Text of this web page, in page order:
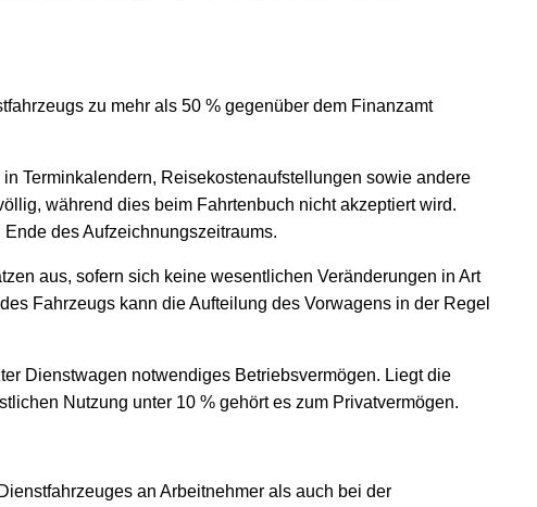
zu mehr als 50 % gegenüber dem Finanzamt
Terminkalendern, Reisekostenaufstellungen sowie andere
während dies beim Fahrtenbuch nicht akzeptiert wird.
des Aufzeichnungszeitraums.
aus, sofern sich keine wesentlichen Veränderungen in Art
Fahrzeugs kann die Aufteilung des Vorwagens in der Regel
Dienstwagen notwendiges Betriebsvermögen. Liegt die
Nutzung unter 10 % gehört es zum Privatvermögen.
an Arbeitnehmer als auch bei der